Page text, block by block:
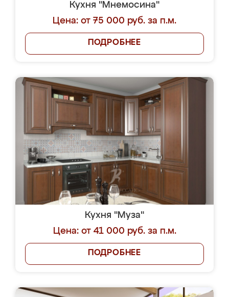
Кухня "Мнемосина"
Цена: от 75 000 руб. за п.м.
ПОДРОБНЕЕ
Кухня "Муза"
Цена: от 41 000 руб. за п.м.
ПОДРОБНЕЕ